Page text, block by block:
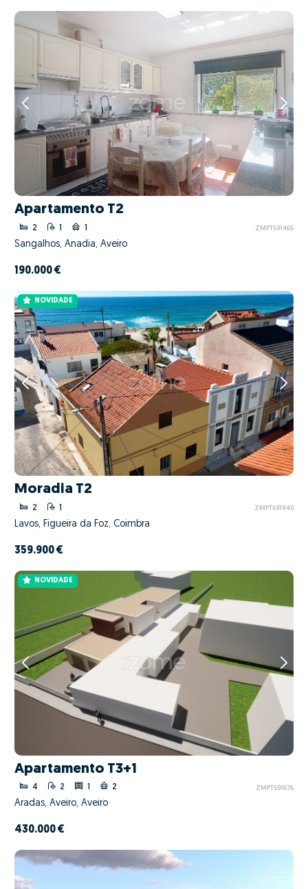
Apartamento T2
2 1 1 ZMPT591465
Sangalhos, Anadia, Aveiro
190.000 €
NOVIDADE
Moradia T2
2 1 ZMPT591940
Lavos, Figueira da Foz, Coimbra
359.900 €
NOVIDADE
Apartamento T3+1
4 2 1 2 ZMPT591676
Aradas, Aveiro, Aveiro
430.000 €